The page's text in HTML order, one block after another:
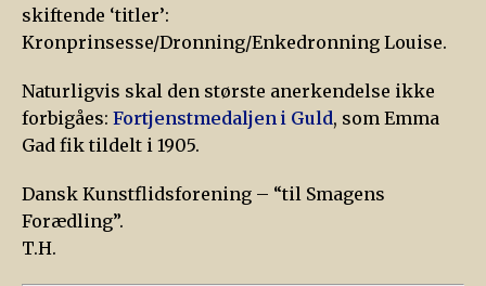
skiftende ‘titler’:
Kronprinsesse/Dronning/Enkedronning Louise.
Naturligvis skal den største anerkendelse ikke
forbigåes: Fortjenstmedaljen i Guld, som Emma
Gad fik tildelt i 1905.
Dansk Kunstflidsforening – “til Smagens
Forædling”.
T.H.